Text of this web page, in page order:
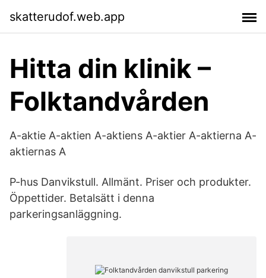
skatterudof.web.app
Hitta din klinik –
Folktandvården
A-aktie A-aktien A-aktiens A-aktier A-aktierna A-
aktiernas A
P-hus Danvikstull. Allmänt. Priser och produkter.
Öppettider. Betalsätt i denna
parkeringsanläggning.